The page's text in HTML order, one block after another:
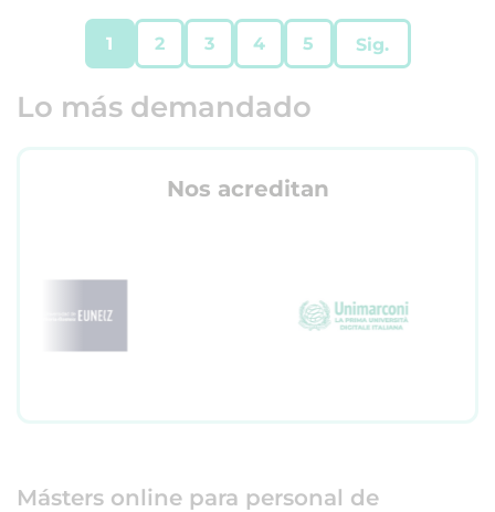
1 2 3 4 5 Sig.
Lo más demandado
Nos acreditan
Másters online para personal de